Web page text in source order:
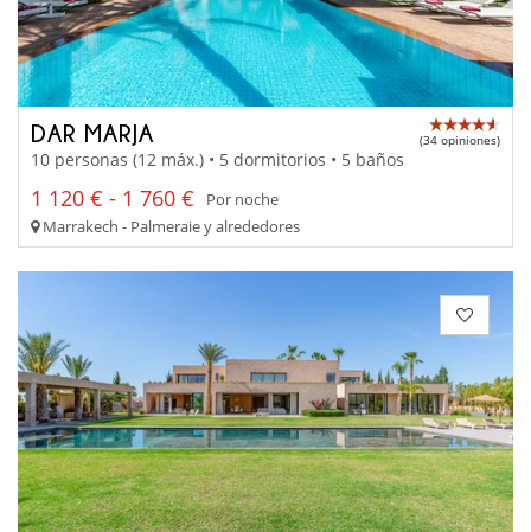
DAR MARJA (34 opiniones)
10 personas (12 máx.) • 5 dormitorios • 5 baños
1 120 € - 1 760 €
Por noche
Marrakech - Palmeraie y alrededores